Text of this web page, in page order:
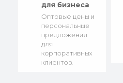
для бизнеса
Оптовые цены и
персональные
предложения
для
корпоративных
клиентов.